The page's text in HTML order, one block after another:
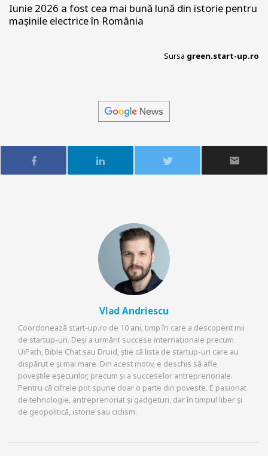
Iunie 2026 a fost cea mai bună lună din istorie pentru
mașinile electrice în România
Sursa green.start-up.ro
Vlad Andriescu
Coordonează start-up.ro de 10 ani, timp în care a descoperit mii
de startup-uri. Deși a urmărit succese internaționale precum
UiPath, Bible Chat sau Druid, știe că lista de startup-uri care au
dispărut e și mai mare. Din acest motiv, e deschis să afle
poveștile eșecurilor, precum și a succeselor antreprenoriale.
Pentru că cifrele pot spune doar o parte din poveste. E pasionat
de tehnologie, antreprenoriat și gadgeturi, dar în timpul liber și
de geopolitică, istorie sau ciclism.